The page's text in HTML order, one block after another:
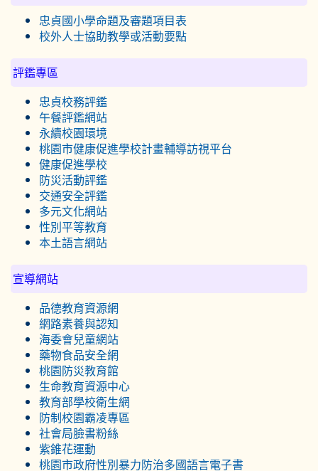
忠貞國小學命題及審題項目表
校外人士協助教學或活動要點
評鑑專區
忠貞校務評鑑
午餐評鑑網站
永續校園環境
桃園市健康促進學校計畫輔導訪視平台
健康促進學校
防災活動評鑑
交通安全評鑑
多元文化網站
性別平等教育
本土語言網站
宣導網站
品德教育資源網
網路素養與認知
海委會兒童網站
藥物食品安全網
桃園防災教育館
生命教育資源中心
教育部學校衛生網
防制校園霸凌專區
社會局臉書粉絲
紫錐花運動
桃園市政府性別暴力防治多國語言電子書